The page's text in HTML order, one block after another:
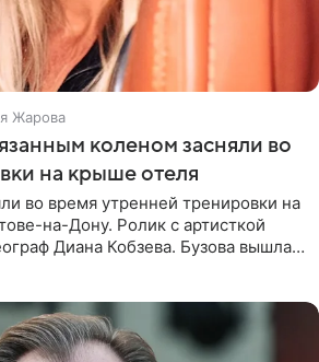
Жарова
коленом засняли во
на крыше отеля
во время утренней тренировки на
на-Дону. Ролик с артисткой
Диана Кобзева. Бузова вышла